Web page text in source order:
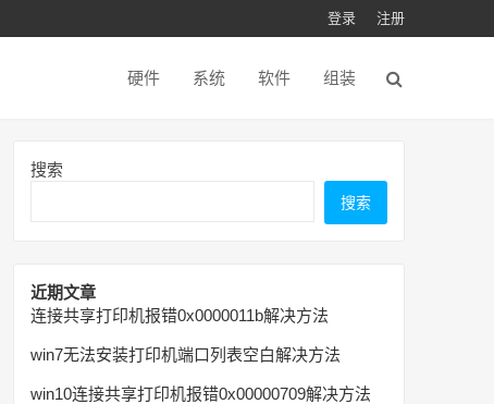
登录 注册
硬件 系统 软件 组装
搜索
搜索
近期文章
连接共享打印机报错0x0000011b解决方法
win7无法安装打印机端口列表空白解决方法
win10连接共享打印机报错0x00000709解决方法